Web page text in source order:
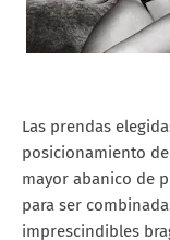
Las prendas
posicionamiento
mayor abanico de
para ser
imprescindibles